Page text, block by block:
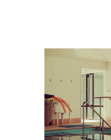
お知らせ
イベント・グッズ
会社情報